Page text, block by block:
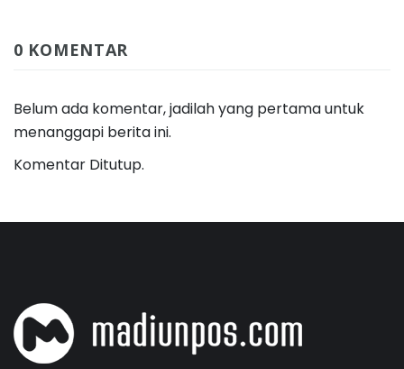
0 KOMENTAR
Belum ada komentar, jadilah yang pertama untuk
menanggapi berita ini.
Komentar Ditutup.